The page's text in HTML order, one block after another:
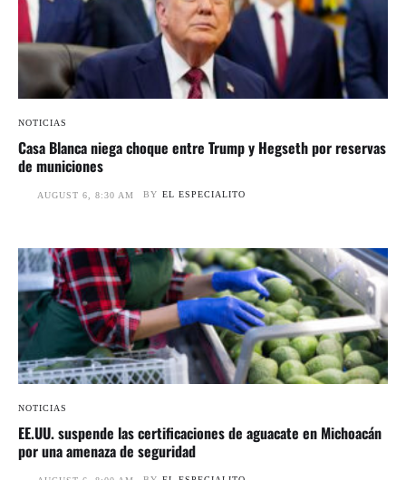
NOTICIAS
Casa Blanca niega choque entre Trump y Hegseth por reservas
de municiones
AUGUST 6, 8:30 AM BY EL ESPECIALITO
NOTICIAS
EE.UU. suspende las certificaciones de aguacate en Michoacán
por una amenaza de seguridad